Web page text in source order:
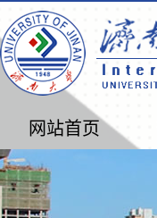
网站首页